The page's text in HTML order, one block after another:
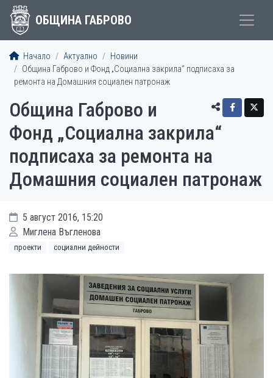
ОБЩИНА ГАБРОВО
Начало Актуално
Новини
Община Габрово и Фонд „Социална закрила“ подписаха за
ремонта на Домашния социален патронаж
Община Габрово и
Фонд „Социална закрила“
подписаха за ремонта на
Домашния социален патронаж
5 август 2016, 15:20
Миглена Въгленова
проекти социални дейности